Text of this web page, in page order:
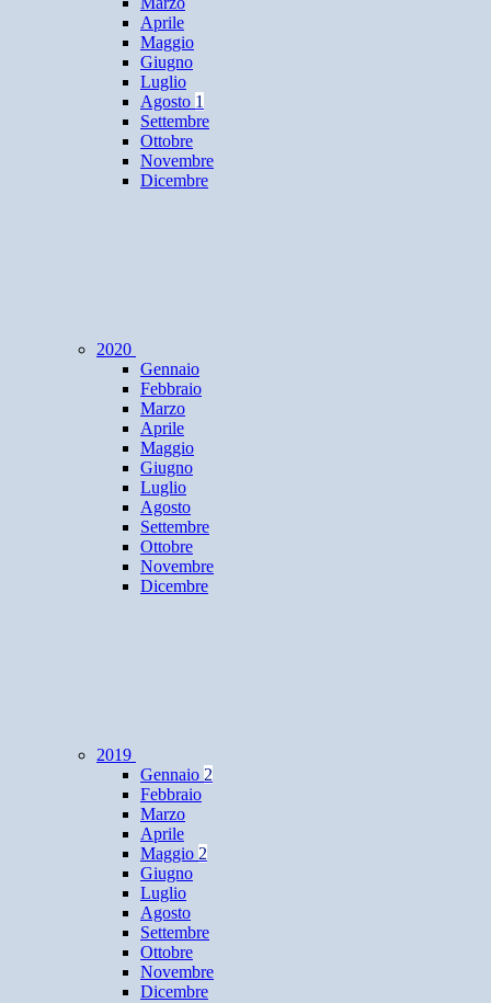
Aprile
Maggio
Giugno
Luglio
Agosto 1
Settembre
Ottobre
Novembre
Dicembre
2020
Gennaio
Febbraio
Marzo
Aprile
Maggio
Giugno
Luglio
Agosto
Settembre
Ottobre
Novembre
Dicembre
2019
Gennaio 2
Febbraio
Marzo
Aprile
Maggio 2
Giugno
Luglio
Agosto
Settembre
Ottobre
Novembre
Dicembre